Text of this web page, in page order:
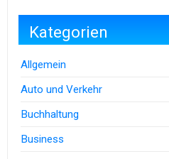
Kategorien
Allgemein
Auto und Verkehr
Buchhaltung
Business